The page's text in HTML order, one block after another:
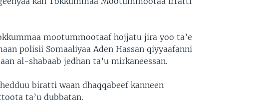
mootummootaaf hojjatu jira yoo ta’e
polisii Somaaliyaa Aden Hassan qiyyaafanni
al-shabaab jedhan ta’u mirkaneessan.
biratti waan dhaqqabeef kanneen
ta’u dubbatan.